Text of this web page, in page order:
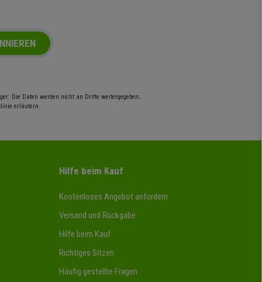
Die Daten werden nicht an Dritte weitergegeben;
erläutern.
Hilfe beim Kauf
Kostenloses Angebot anfordern
Versand und Rückgabe
Hilfe beim Kauf
Richtiges Sitzen
Häufig gestellte Fragen